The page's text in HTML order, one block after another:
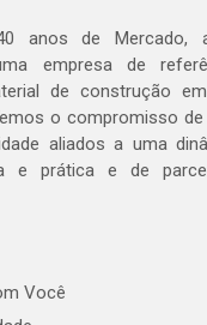
anos de Mercado,
empresa de
de construção
o compromisso de
aliados a uma
e prática e de
Você